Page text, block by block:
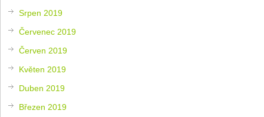
Srpen 2019
Červenec 2019
Červen 2019
Květen 2019
Duben 2019
Březen 2019